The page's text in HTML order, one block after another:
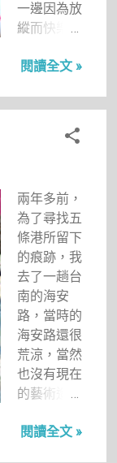
一邊因為放
縱而快樂，
失血、肚子
著。
閱讀全文 »
兩年多前，
為了尋找五
條港所留下
的痕跡，我
去了一趟台
南的海安
路，當時的
海安路還很
荒涼，當然
也沒有現在
的藝術造
「五條港文
閱讀全文 »